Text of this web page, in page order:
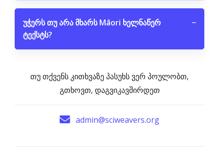
უჭერს თუ არა მხარს Māori ხელნაწერ
ტექსტს?
−
თუ თქვენს კითხვაზე პასუხს ვერ პოულობთ,
გთხოვთ, დაგვიკავშირდეთ
admin@sciweavers.org